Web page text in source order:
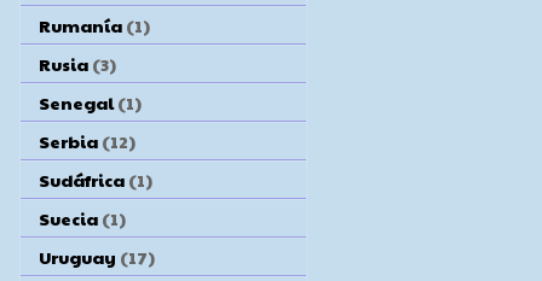
Rumanía (1)
Rusia (3)
Senegal (1)
Serbia (12)
Sudáfrica (1)
Suecia (1)
Uruguay (17)